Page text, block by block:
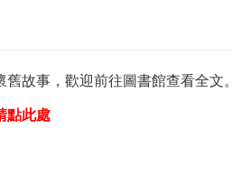
故事，歡迎前往圖書館查看全文。
點此處